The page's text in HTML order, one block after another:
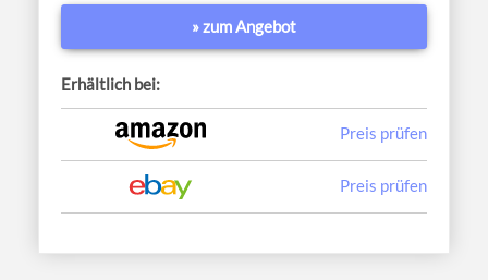
» zum Angebot
Erhältlich bei:
Preis prüfen
Preis prüfen